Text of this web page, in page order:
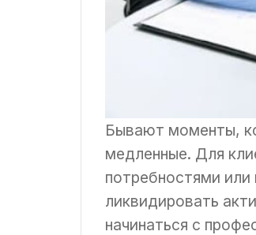
Бывают моменты,
медленные. Для
потребностями
ликвидировать
начинаться с